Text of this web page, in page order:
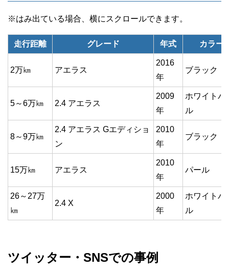
走行距離 グレード 年式 カラー
2万㎞ アエラス
2016
年
ブラック
5～6万㎞ 2.4 アエラス
2009
年
ホワイトパ
ル
8～9万㎞
2.4 アエラス Gエディショ
ン
2010
年
ブラック
15万㎞ アエラス
2010
年
パール
26～27万
㎞
2.4 X
2000
年
ホワイトパ
ル
ツイッター・SNSでの事例